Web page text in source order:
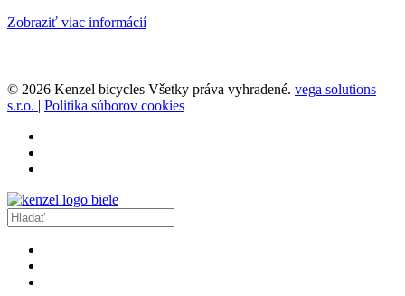
Zobraziť viac informácií
© 2026 Kenzel bicycles Všetky práva vyhradené. vega solutions
s.r.o. | Politika súborov cookies